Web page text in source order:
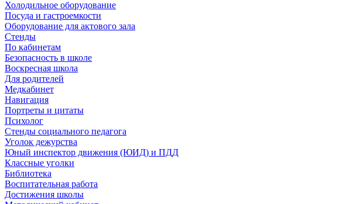
Холодильное оборудование
Посуда и гастроемкости
Оборудование для актового зала
Стенды
По кабинетам
Безопасность в школе
Воскресная школа
Для родителей
Медкабинет
Навигация
Портреты и цитаты
Психолог
Стенды социального педагога
Уголок дежурства
Юный инспектор движения (ЮИД) и ПДД
Классные уголки
Библиотека
Воспитательная работа
Достижения школы